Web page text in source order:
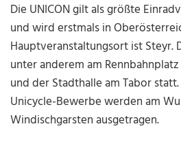
Die UNICON gilt als größte
und wird erstmals in
Hauptveranstaltungsort ist Steyr.
unter anderem am
und der Stadthalle am Tabor
Unicycle-Bewerbe werden am
Windischgarsten ausgetragen.